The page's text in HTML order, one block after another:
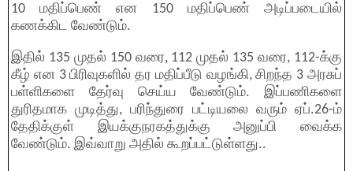
10 மதிப்பெண் என 150 மதிப்பெண் அடிப்படையில்
கணக்கிட வேண்டும்.
இதில் 135 முதல் 150 வரை, 112 முதல் 135 வரை, 112-க்கு
கீழ் என 3 பிரிவுகளில் தர மதிப்பீடு வழங்கி, சிறந்த 3 அரசுப்
பள்ளிகளை தேர்வு செய்ய வேண்டும். இப்பணிகளை
துரிதமாக முடித்து, பரிந்துரை பட்டியலை வரும் ஏப்.26-ம்
தேதிக்குள் இயக்குநரகத்துக்கு அனுப்பி வைக்க
வேண்டும். இவ்வாறு அதில் கூறப்பட்டுள்ளது..